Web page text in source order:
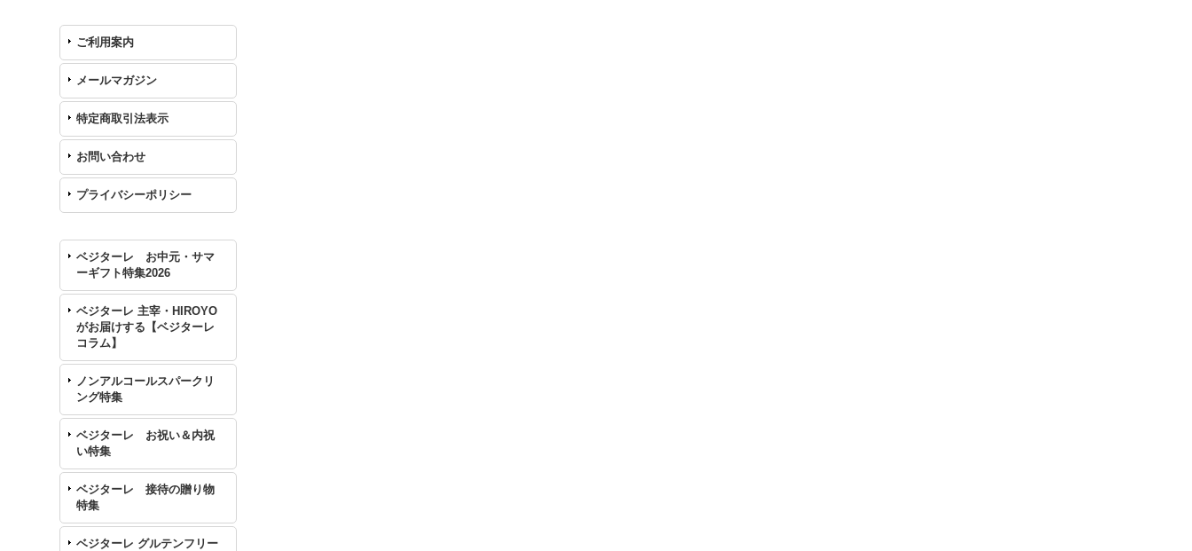
ご利用案内
メールマガジン
特定商取引法表示
お問い合わせ
プライバシーポリシー
ベジターレ お中元・サマ
ーギフト特集2026
ベジターレ 主宰・HIROYO
がお届けする【ベジターレ
コラム】
ノンアルコールスパークリ
ング特集
ベジターレ お祝い＆内祝
い特集
ベジターレ 接待の贈り物
特集
ベジターレ グルテンフリー